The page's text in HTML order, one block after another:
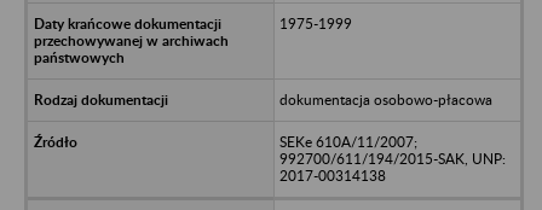
1975-1999
dokumentacja osobowo-płacowa
SEKe 610A/11/2007;
992700/611/194/2015-SAK, UNP:
2017-00314138